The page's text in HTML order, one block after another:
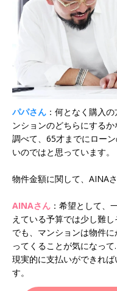
パパさん ：何となく購入
ンションのどちらにする
調べて、65才までにロー
いのではと思っています。
物件金額に関して、AINA
AINAさん ：希望として、
えている予算では少し難
でも、マンションは物件
ってくることが気になっ
現実的に支払いができれ
す。